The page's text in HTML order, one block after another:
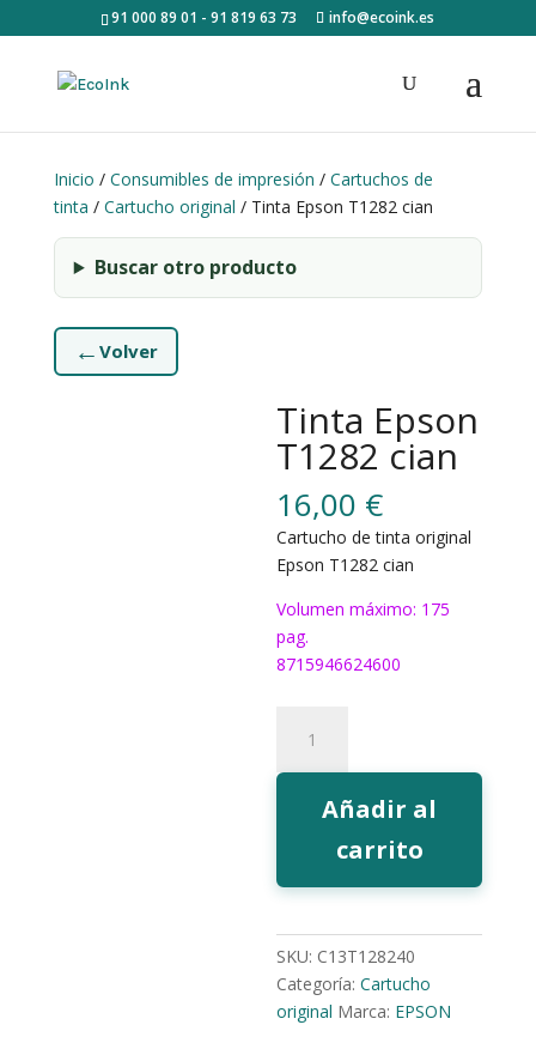
91 000 89 01 - 91 819 63 73 info@ecoink.es
Inicio / Consumibles de impresión / Cartuchos de
tinta / Cartucho original / Tinta Epson T1282 cian
Buscar otro producto
← Volver
Tinta Epson
T1282 cian
16,00 €
Cartucho de tinta original
Epson T1282 cian
Volumen máximo: 175
pag.
8715946624600
Epson
T1282
Añadir al
carrito
SKU: C13T128240
Categoría:Cartucho
original Marca: EPSON